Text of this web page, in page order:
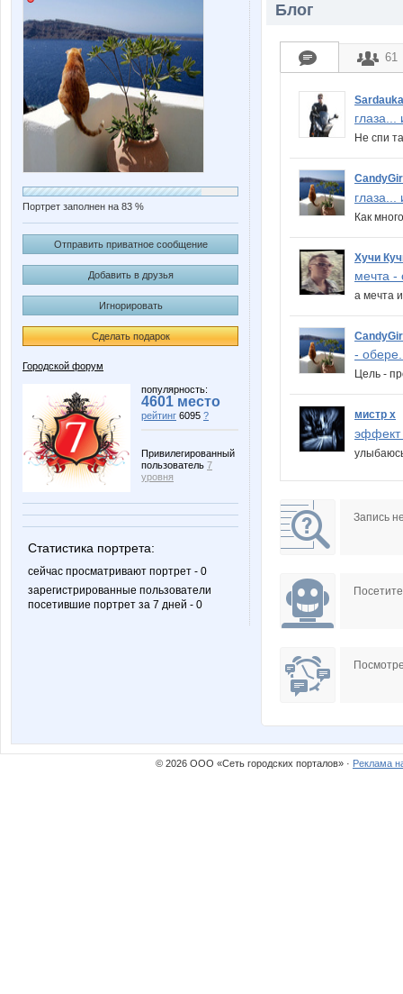
Портрет заполнен на 83 %
Отправить приватное сообщение
Добавить в друзья
Игнорировать
Сделать подарок
Городской форум
популярность:
4601 место
рейтинг 6095 ?
Привилегированный
пользователь 7
уровня
Статистика портрета:
сейчас просматривают портрет - 0
зарегистрированные пользователи
посетившие портрет за 7 дней - 0
Блог
61
глаза...
Не спи
глаза...
Как
Хучи
мечта -
а мечта
-
Цель -
мистр х
эффект
Запись
© 2026 ООО «Сеть городских порталов» · Реклама